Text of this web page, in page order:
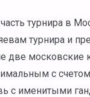
турнира в
турнира и
две московские
с
с именитыми